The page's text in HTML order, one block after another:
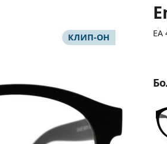
EA
КЛИП-ОН